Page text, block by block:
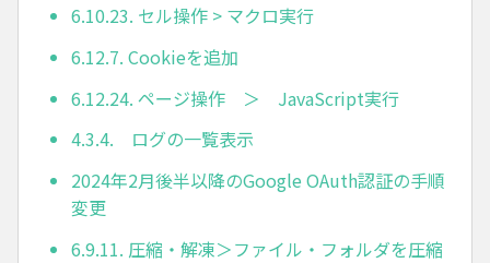
6.10.23. セル操作 > マクロ実行
6.12.7. Cookieを追加
6.12.24. ページ操作 ＞ JavaScript実行
4.3.4. ログの一覧表示
2024年2月後半以降のGoogle OAuth認証の手順
変更
6.9.11. 圧縮・解凍＞ファイル・フォルダを圧縮